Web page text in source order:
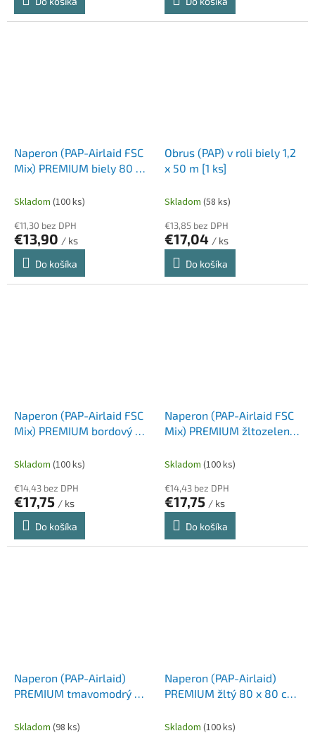
Naperon (PAP-Airlaid FSC
Mix) PREMIUM biely 80 x
Skladom (100 ks)
€11,30 bez DPH
€13,90 / ks
Do košíka
Obrus (PAP) v roli biely 1,2
x 50 m [1 ks]
Skladom (58 ks)
€13,85 bez DPH
€17,04 / ks
Do košíka
Naperon (PAP-Airlaid FSC
Mix) PREMIUM bordový 80
Skladom (100 ks)
€14,43 bez DPH
€17,75 / ks
Do košíka
Naperon (PAP-Airlaid FSC
Mix) PREMIUM žltozelený
Skladom (100 ks)
€14,43 bez DPH
€17,75 / ks
Do košíka
Naperon (PAP-Airlaid)
PREMIUM tmavomodrý 80
Skladom (98 ks)
Naperon (PAP-Airlaid)
PREMIUM žltý 80 x 80 cm
Skladom (100 ks)